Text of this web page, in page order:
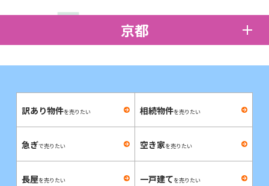
京都
訳あり物件を売りたい 相続物件を売りたい
急ぎで売りたい 空き家を売りたい
長屋を売りたい 一戸建てを売りたい